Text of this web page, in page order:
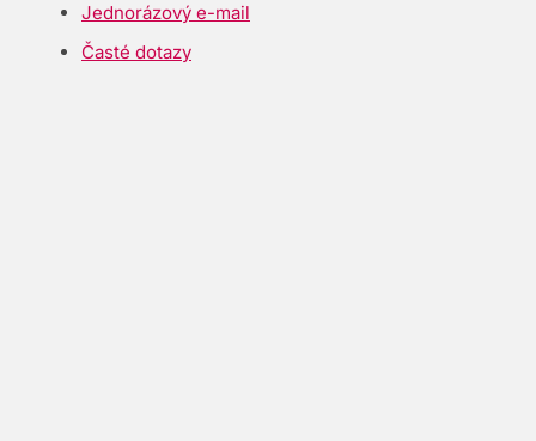
Jednorázový e-mail
Časté dotazy